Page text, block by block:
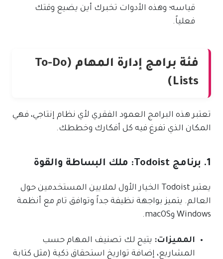
قياسه؛ وهذه الأدوات تخبرك أين يضيع وقتك
فعلياً.
فئة برامج إدارة المهام (To-Do
Lists)
تعتبر هذه البرامج العمود الفقري لأي نظام إنتاجي، فهي
المكان الذي تفرغ فيه كل أفكارك وخططك.
1. برنامج Todoist: ملك البساطة والقوة
يعتبر Todoist الخيار الأول لملايين المستخدمين حول
العالم. يتميز بواجهة نظيفة جداً وتوافق تام مع أنظمة
Windows وmacOS.
المميزات: يتيح لك تصنيف المهام حسب
المشاريع، إضافة تواريخ استحقاق ذكية (مثل كتابة